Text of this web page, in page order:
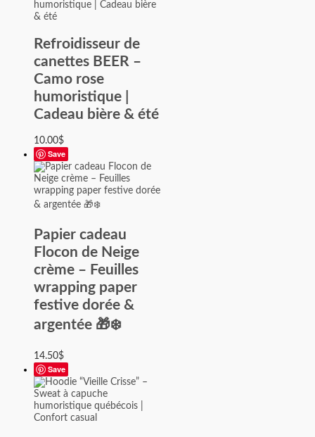
Refroidisseur de
canettes BEER –
Camo rose
humoristique |
Cadeau bière & été
10.00$
Save
Papier cadeau
Flocon de Neige
crème – Feuilles
wrapping paper
festive dorée &
argentée 🎁❄️
14.50$
Save